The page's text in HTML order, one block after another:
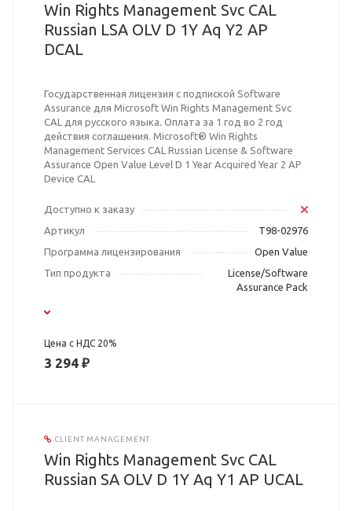
Win Rights Management Svc CAL
Russian LSA OLV D 1Y Aq Y2 AP
DCAL
Государственная лицензия с подпиской Software
Assurance для Microsoft Win Rights Management Svc
CAL для русского языка. Оплата за 1 год во 2 год
действия соглашения. Microsoft® Win Rights
Management Services CAL Russian License & Software
Assurance Open Value Level D 1 Year Acquired Year 2 AP
Device CAL
Доступно к заказу
Артикул
T98-02976
Программа лицензирования
Open Value
Тип продукта
License/Software
Assurance Pack
Цена с НДС 20%
3 294 ₽
CLIENT MANAGEMENT
Win Rights Management Svc CAL
Russian SA OLV D 1Y Aq Y1 AP UCAL